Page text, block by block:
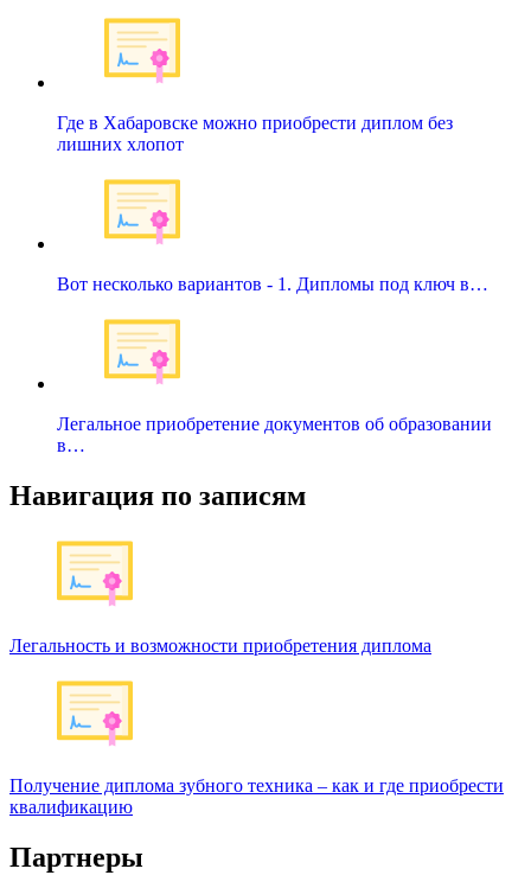
Где в Хабаровске можно приобрести диплом без
лишних хлопот
Вот несколько вариантов - 1. Дипломы под ключ в…
Легальное приобретение документов об образовании
в…
Навигация по записям
Легальность и возможности приобретения диплома
Получение диплома зубного техника – как и где приобрести
квалификацию
Партнеры